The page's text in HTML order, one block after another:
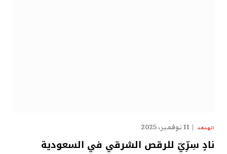
الهدهد 11 نوفمبر، 2025
نادٍ سِرِّيّ للرقص الشرقي في السعودية